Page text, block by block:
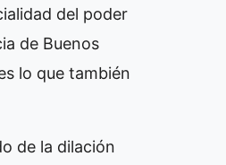
del poder
de Buenos
lo que también
de la dilación